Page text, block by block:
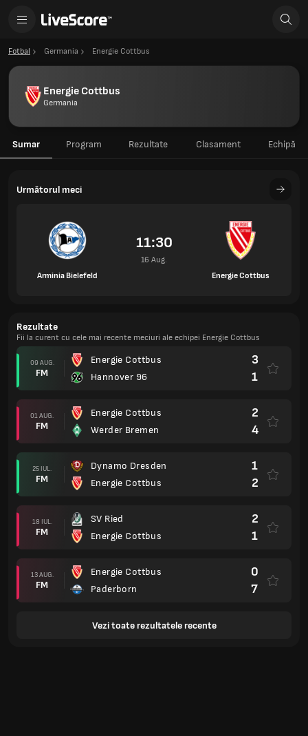
Fotbal Germania Energie Cottbus
Energie Cottbus
Germania
Sumar Program Rezultate Clasament Echipă
Următorul meci
Arminia Bielefeld
11:30
16 Aug.
Energie Cottbus
Rezultate
Fii la curent cu cele mai recente meciuri ale echipei Energie Cottbus
09 AUG.
FM
Energie Cottbus
Hannover 96
3
1
01 AUG.
FM
Energie Cottbus
Werder Bremen
2
4
25 IUL.
FM
Dynamo Dresden
Energie Cottbus
1
2
18 IUL.
FM
SV Ried
Energie Cottbus
2
1
13 AUG.
FM
Energie Cottbus
Paderborn
0
7
Vezi toate rezultatele recente